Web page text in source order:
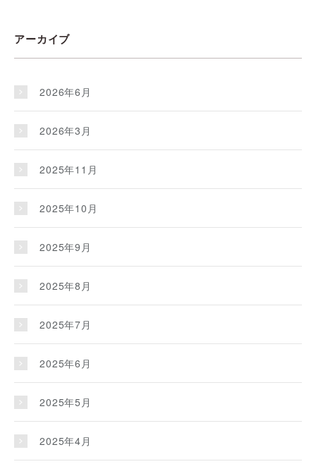
アーカイブ
2026年6月
2026年3月
2025年11月
2025年10月
2025年9月
2025年8月
2025年7月
2025年6月
2025年5月
2025年4月